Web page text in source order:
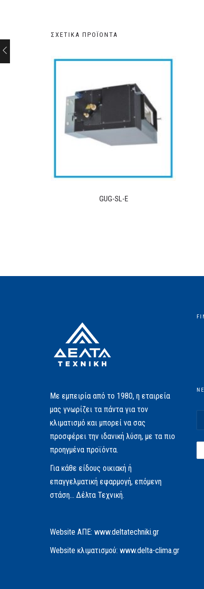
ΣΧΕΤΙΚΆ ΠΡΟΪΌΝΤΑ
GUG-SL-E
Με εμπειρία από το 1980, η εταιρεία
μας γνωρίζει τα πάντα για τον
κλιματισμό και μπορεί να σας
προσφέρει την ιδανική λύση, με τα πιο
προηγμένα προϊόντα.
Για κάθε είδους οικιακή ή
επαγγελματική εφαρμογή, επόμενη
στάση… Δέλτα Τεχνική.
Website AΠΕ: www.deltatechniki.gr
Website κλιματισμού: www.delta-clima.gr